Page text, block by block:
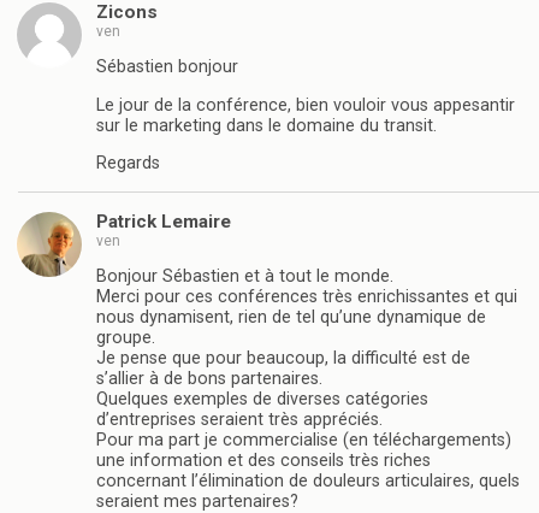
Zicons
ven
Sébastien bonjour
Le jour de la conférence, bien vouloir vous appesantir
sur le marketing dans le domaine du transit.
Regards
Patrick Lemaire
ven
Bonjour Sébastien et à tout le monde.
Merci pour ces conférences très enrichissantes et qui
nous dynamisent, rien de tel qu’une dynamique de
groupe.
Je pense que pour beaucoup, la difficulté est de
s’allier à de bons partenaires.
Quelques exemples de diverses catégories
d’entreprises seraient très appréciés.
Pour ma part je commercialise (en téléchargements)
une information et des conseils très riches
concernant l’élimination de douleurs articulaires, quels
seraient mes partenaires?